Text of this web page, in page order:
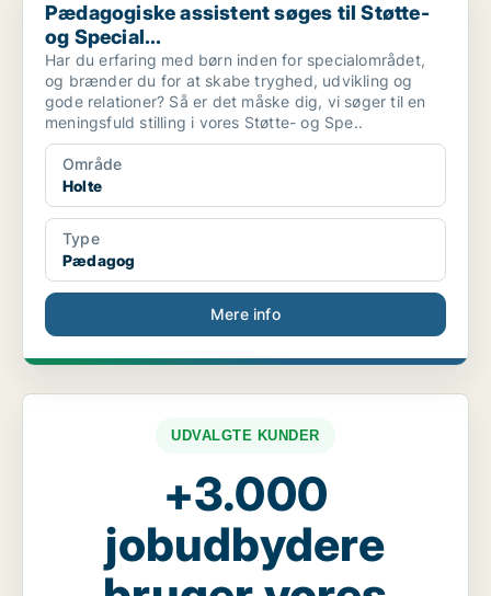
Pædagogiske assistent søges til Støtte-
og Special...
Har du erfaring med børn inden for specialområdet,
og brænder du for at skabe tryghed, udvikling og
gode relationer? Så er det måske dig, vi søger til en
meningsfuld stilling i vores Støtte- og Spe..
Område
Holte
Type
Pædagog
Mere info
UDVALGTE KUNDER
+3.000
jobudbydere